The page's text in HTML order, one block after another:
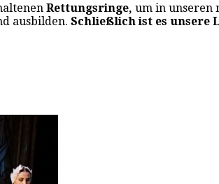
Rettungsringe, um in unseren
ausbilden. Schließlich ist es unsere